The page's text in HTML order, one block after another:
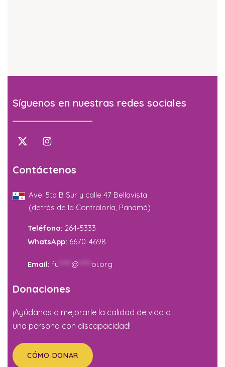
Síguenos en nuestras redes sociales
Contáctenos
Ave. 5ta B Sur y calle 47 Bellavista
(detrás de la Contraloría, Panamá)
Teléfono: 264-5333
WhatsApp: 6670-4698
Email: fu @ oi.org
Donaciones
¡Ayúdanos a mejorarle la calidad de vida a
una persona con discapacidad!
CÓMO DONAR